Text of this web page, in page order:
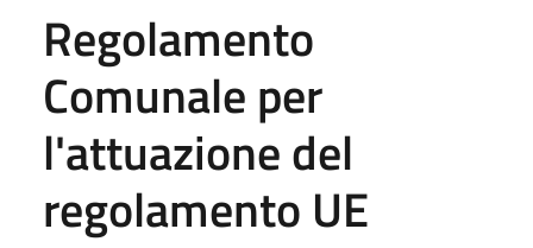
Regolamento
Comunale per
l'attuazione del
regolamento UE